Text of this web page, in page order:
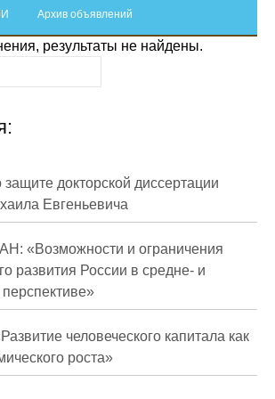
коррупции
для СМИ
прогнозирования
журналов
Архив объявлений
результаты не найдены.
докторской диссертации
Евгеньевича
«Возможности и ограничения
развития России в средне- и
человеческого капитала как
роста»